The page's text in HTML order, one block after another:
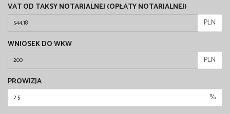
VAT OD TAKSY NOTARIALNEJ (OPŁATY NOTARIALNEJ)
PLN
WNIOSEK DO WKW
PLN
PROWIZJA
%